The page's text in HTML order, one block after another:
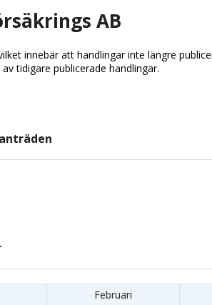
AB
innebär att handlingar inte längre
tidigare publicerade handlingar.
Februari